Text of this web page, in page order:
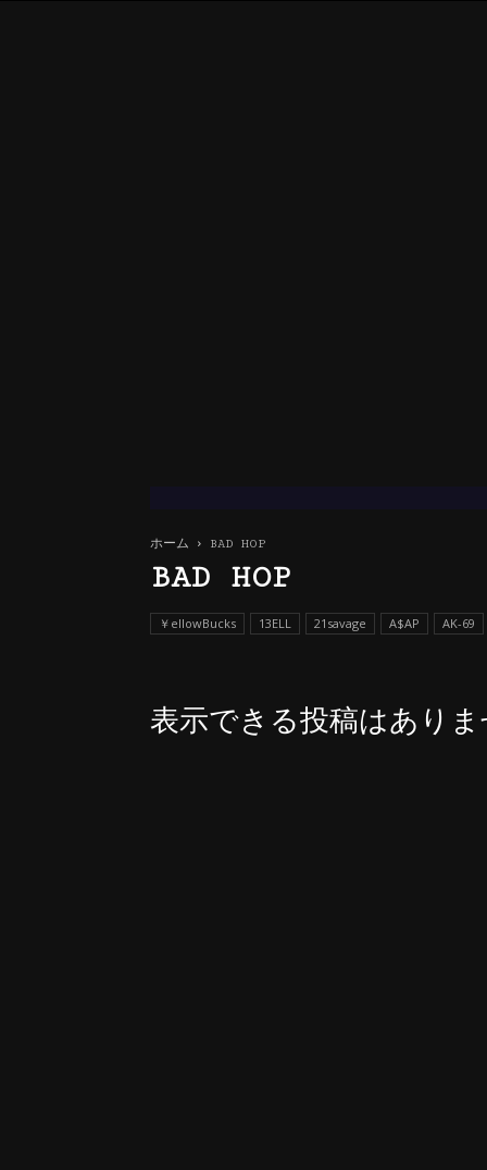
ホーム BAD HOP
BAD HOP
￥ellowBucks 13ELL 21savage A$AP AK-69
表示できる投稿はあり